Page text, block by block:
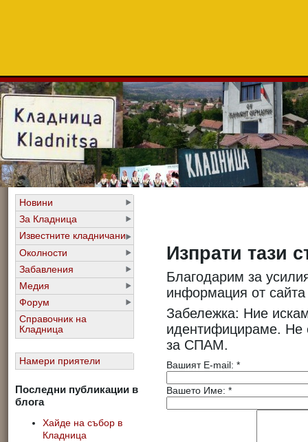
Новини
За Кладница
Известните кладничани
Околности
Забавления
Медия
Форум
Справочник на
Кладница
Намери приятели
Последни публикации в
блога
Хайде на събор в
Кладница
Изпрати тази
Благодарим за
информация от
Забележка: Ние
идентифицираме. Не
за СПАМ.
Вашият E-mail: *
Вашето Име: *